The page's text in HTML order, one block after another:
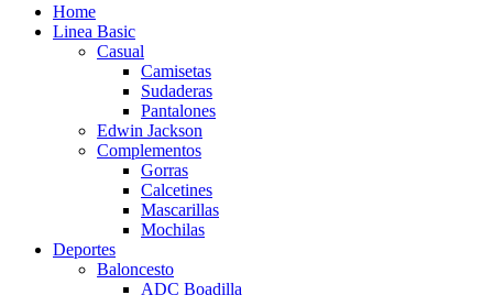
Home
Linea Basic
Casual
Camisetas
Sudaderas
Pantalones
Edwin Jackson
Complementos
Gorras
Calcetines
Mascarillas
Mochilas
Deportes
Baloncesto
ADC Boadilla